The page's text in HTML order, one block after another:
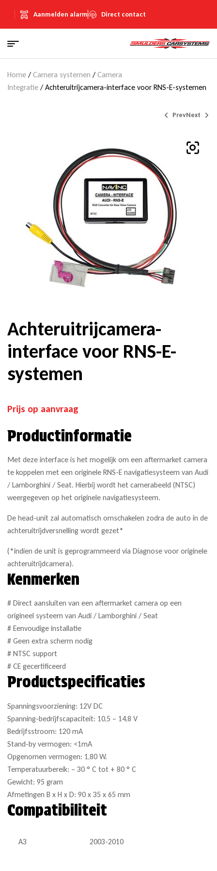
Aanmelden alarm Direct contact
Home / Camera systemen / Camera
Integratie / Achteruitrijcamera-interface voor RNS-E-systemen
Prev
€1,00
(Inclusief
Next
Prijs op aanvraag
Achteruitrijcamera-
interface voor RNS-E-
systemen
Prijs op aanvraag
Productinformatie
Met deze interface is het mogelijk om een aftermarket camera
te koppelen met een originele RNS-E navigatiesysteem van Audi
/ Lamborghini / Seat. Hierbij wordt het camerabeeld (NTSC)
weergegeven op het originele navigatiesysteem.
De head-unit zal automatisch omschakelen zodra de auto in de
achteruitrijdversnelling wordt gezet*
(*indien de unit is geprogrammeerd via Diagnose voor originele
achteruitrijdcamera).
Kenmerken
# Direct aansluiten van een aftermarket camera op een
origineel systeem van Audi / Lamborghini / Seat
# Eenvoudige installatie
# Geen extra scherm nodig
# NTSC support
# CE gecertificeerd
Productspecificaties
Spanningsvoorziening: 12V DC
Spanning-bedrijfscapaciteit: 10,5 – 14,8 V
Bedrijfsstroom: 120 mA
Stand-by vermogen: <1mA
Opgenomen vermogen: 1,80 W.
Temperatuurbereik: – 30 ° C tot + 80 ° C
Gewicht: 95 gram
Afmetingen B x H x D: 90 x 35 x 65 mm
Compatibiliteit
A3 2003-2010